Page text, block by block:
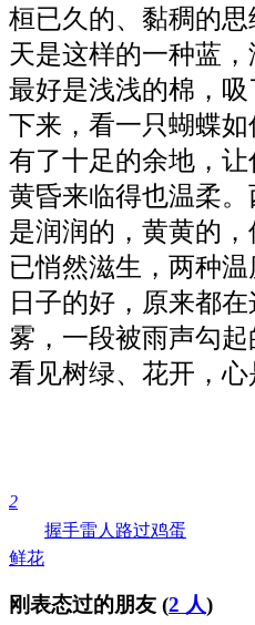
桓已久的、黏稠的思
天是这样的一种蓝
最好是浅浅的棉，
下来，看一只蝴蝶
有了十足的余地，让
黄昏来临得也温柔
是润润的，黄黄的
已悄然滋生，两种
日子的好，原来都
雾，一段被雨声勾
看见树绿、花开，心
2
鲜花
握手雷人 路过鸡蛋
刚表态过的朋友 (2 人)